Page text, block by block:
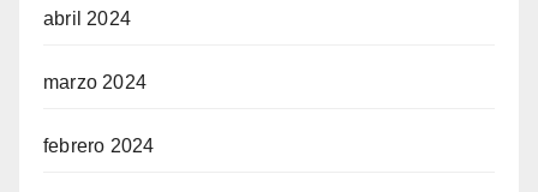
abril 2024
marzo 2024
febrero 2024